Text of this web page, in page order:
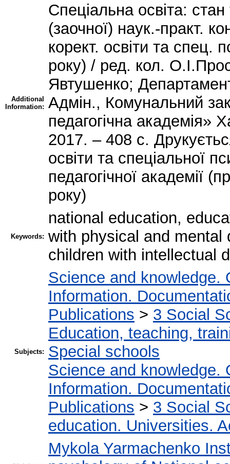
Additional
Information:
Спеціальна освіта:
(заочної) наук.-практ.
корект. освіти та спец.
року) / ред. кол.
Явтушенко;
Адмін., Комунальний
педагогічна академія»
2017. – 408 с.
освіти та спеціальної
педагогічної академії
року)
Keywords:
national education,
with physical and mental
children with intellectual
Subjects:
Science and knowledge.
Information.
Publications > 3 Social
Education, teaching,
Special schools
Science and knowledge.
Information.
Publications > 3 Social
education. Universities.
Mykola Yarmachenko